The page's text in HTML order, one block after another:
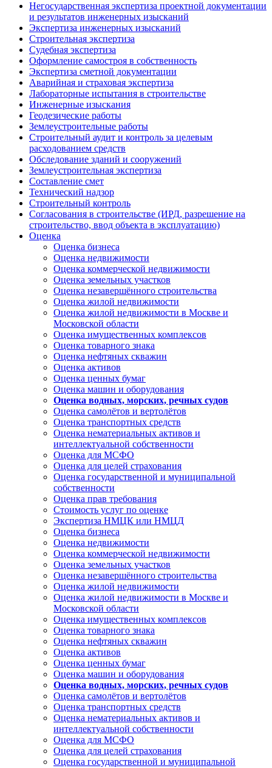
Негосударственная экспертиза проектной документации
и результатов инженерных изысканий
Экспертиза инженерных изысканий
Строительная экспертиза
Судебная экспертиза
Оформление самостроя в собственность
Экспертиза сметной документации
Аварийная и страховая экспертиза
Лабораторные испытания в строительстве
Инженерные изыскания
Геодезические работы
Землеустроительные работы
Строительный аудит и контроль за целевым
расходованием средств
Обследование зданий и сооружений
Землеустроительная экспертиза
Составление смет
Технический надзор
Строительный контроль
Согласования в строительстве (ИРД, разрешение на
строительство, ввод объекта в эксплуатацию)
Оценка
Оценка бизнеса
Оценка недвижимости
Оценка коммерческой недвижимости
Оценка земельных участков
Оценка незавершённого строительства
Оценка жилой недвижимости
Оценка жилой недвижимости в Москве и
Московской области
Оценка имущественных комплексов
Оценка товарного знака
Оценка нефтяных скважин
Оценка активов
Оценка ценных бумаг
Оценка машин и оборудования
Оценка водных, морских, речных судов
Оценка самолётов и вертолётов
Оценка транспортных средств
Оценка нематериальных активов и
интеллектуальной собственности
Оценка для МСФО
Оценка для целей страхования
Оценка государственной и муниципальной
собственности
Оценка прав требования
Стоимость услуг по оценке
Экспертиза НМЦК или НМЦД
Оценка бизнеса
Оценка недвижимости
Оценка коммерческой недвижимости
Оценка земельных участков
Оценка незавершённого строительства
Оценка жилой недвижимости
Оценка жилой недвижимости в Москве и
Московской области
Оценка имущественных комплексов
Оценка товарного знака
Оценка нефтяных скважин
Оценка активов
Оценка ценных бумаг
Оценка машин и оборудования
Оценка водных, морских, речных судов
Оценка самолётов и вертолётов
Оценка транспортных средств
Оценка нематериальных активов и
интеллектуальной собственности
Оценка для МСФО
Оценка для целей страхования
Оценка государственной и муниципальной